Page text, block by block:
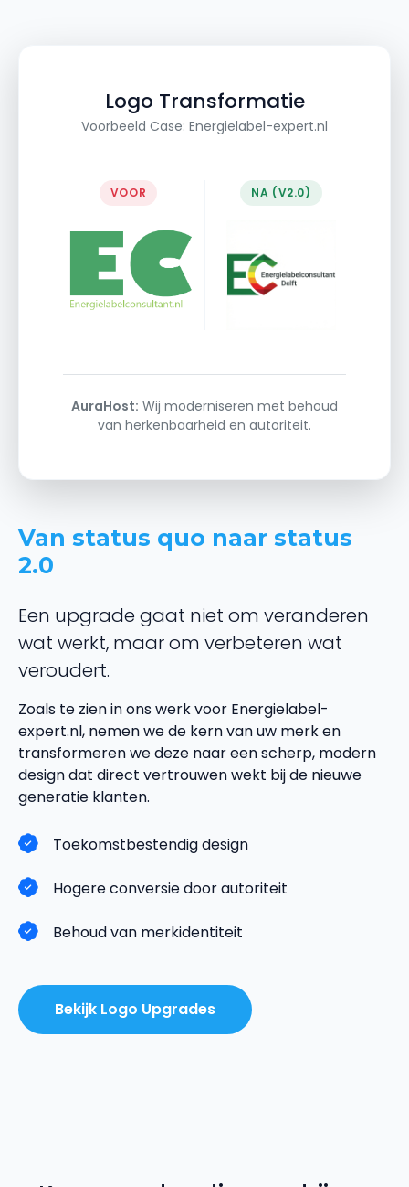
Logo Transformatie
Voorbeeld Case: Energielabel-expert.nl
VOOR NA (V2.0)
AuraHost: Wij moderniseren met behoud
van herkenbaarheid en autoriteit.
Van status quo naar status
2.0
Een upgrade gaat niet om veranderen
wat werkt, maar om verbeteren wat
veroudert.
Zoals te zien in ons werk voor Energielabel-
expert.nl, nemen we de kern van uw merk en
transformeren we deze naar een scherp, modern
design dat direct vertrouwen wekt bij de nieuwe
generatie klanten.
Toekomstbestendig design
Hogere conversie door autoriteit
Behoud van merkidentiteit
Bekijk Logo Upgrades